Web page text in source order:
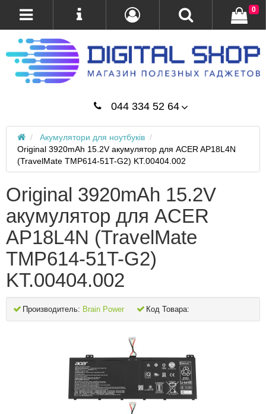
044 334 52 64
0
Акумулятори для ноутбуків
Original 3920mAh 15.2V акумулятор для ACER AP18L4N
(TravelMate TMP614-51T-G2) KT.00404.002
Original 3920mAh 15.2V
акумулятор для ACER
AP18L4N (TravelMate
TMP614-51T-G2)
KT.00404.002
Производитель: Brain Power Код Товара: